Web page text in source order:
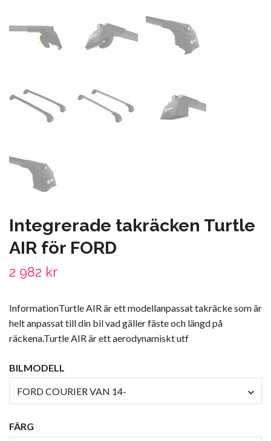
Integrerade takräcken Turtle
AIR för FORD
2 982 kr
InformationTurtle AIR är ett modellanpassat takräcke som är
helt anpassat till din bil vad gäller fäste och längd på
räckena.Turtle AIR är ett aerodynamiskt utf
BILMODELL
FORD COURIER VAN 14-
FÄRG